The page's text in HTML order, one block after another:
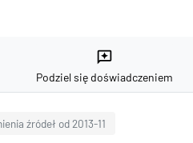
reviews
Podziel się doświadczeniem
źródeł od 2013-11